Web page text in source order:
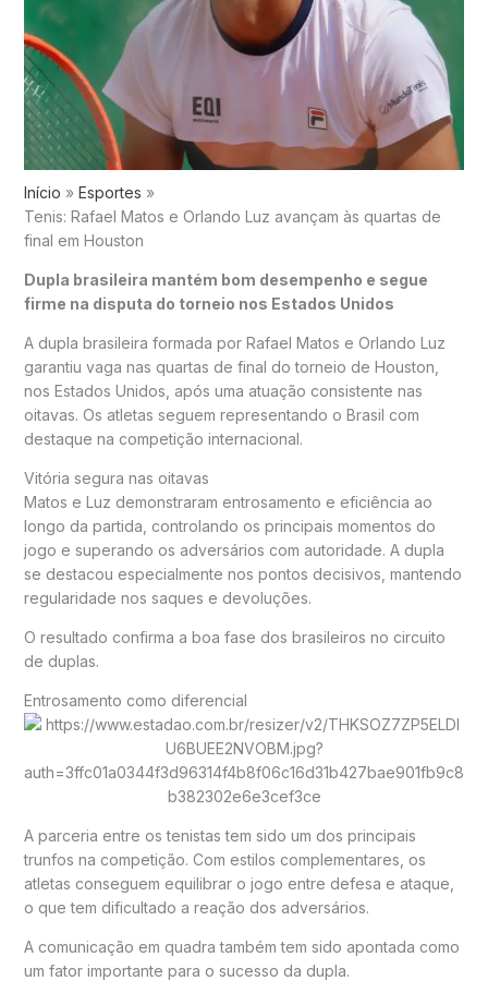
Início
Esportes
Tenis: Rafael Matos e Orlando Luz avançam às quartas de
final em Houston
Dupla brasileira mantém bom desempenho e segue
firme na disputa do torneio nos Estados Unidos
A dupla brasileira formada por Rafael Matos e Orlando Luz
garantiu vaga nas quartas de final do torneio de Houston,
nos Estados Unidos, após uma atuação consistente nas
oitavas. Os atletas seguem representando o Brasil com
destaque na competição internacional.
Vitória segura nas oitavas
Matos e Luz demonstraram entrosamento e eficiência ao
longo da partida, controlando os principais momentos do
jogo e superando os adversários com autoridade. A dupla
se destacou especialmente nos pontos decisivos, mantendo
regularidade nos saques e devoluções.
O resultado confirma a boa fase dos brasileiros no circuito
de duplas.
Entrosamento como diferencial
A parceria entre os tenistas tem sido um dos principais
trunfos na competição. Com estilos complementares, os
atletas conseguem equilibrar o jogo entre defesa e ataque,
o que tem dificultado a reação dos adversários.
A comunicação em quadra também tem sido apontada como
um fator importante para o sucesso da dupla.